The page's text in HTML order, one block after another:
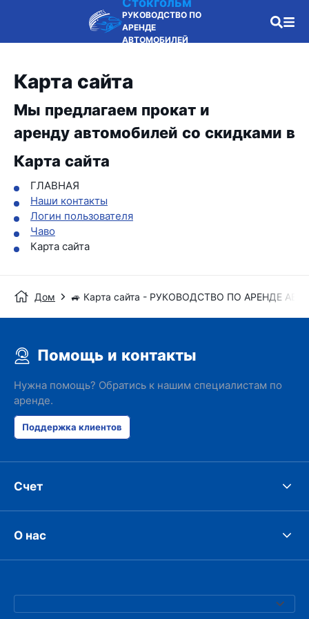
РУКОВОДСТВО ПО
АРЕНДЕ
АВТОМОБИЛЕЙ
Карта сайта
Мы предлагаем прокат и
аренду автомобилей со скидками в
Карта сайта
ГЛАВНАЯ
Наши контакты
Логин пользователя
Чаво
Карта сайта
Дом 🚙 Карта сайта - РУКОВОДСТВО ПО АРЕНДЕ
Помощь и контакты
Нужна помощь? Обратись к нашим специалистам по
аренде.
Поддержка клиентов
Счет
О нас